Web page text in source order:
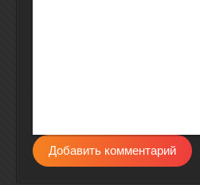
Добавить комментарий